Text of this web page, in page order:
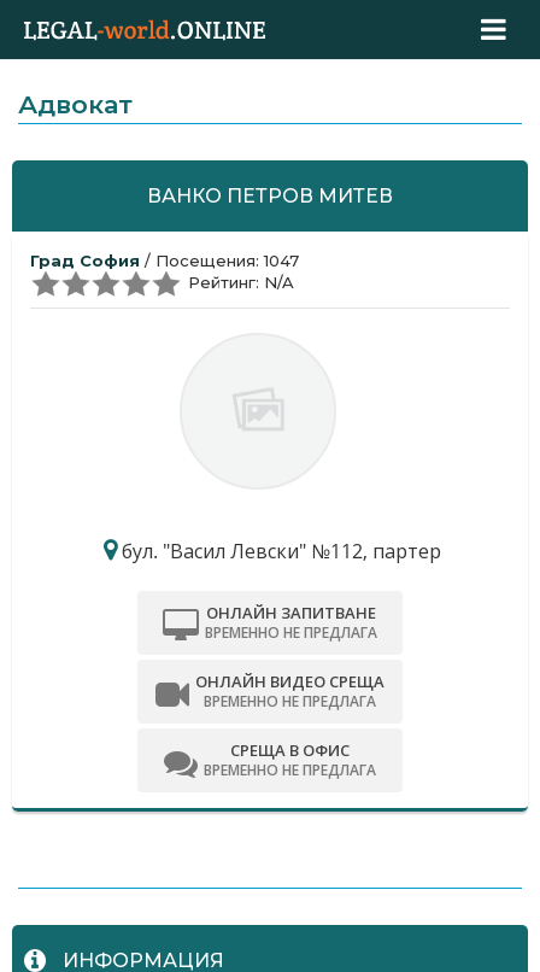
Адвокат
ВАНКО ПЕТРОВ МИТЕВ
Град София / Посещения: 1047
Рейтинг: N/A
бул. "Васил Левски" №112, партер
ОНЛАЙН ЗАПИТВАНЕ
ВРЕМЕННО НЕ ПРЕДЛАГА
ОНЛАЙН ВИДЕО СРЕЩА
ВРЕМЕННО НЕ ПРЕДЛАГА
СРЕЩА В ОФИС
ВРЕМЕННО НЕ ПРЕДЛАГА
ИНФОРМАЦИЯ